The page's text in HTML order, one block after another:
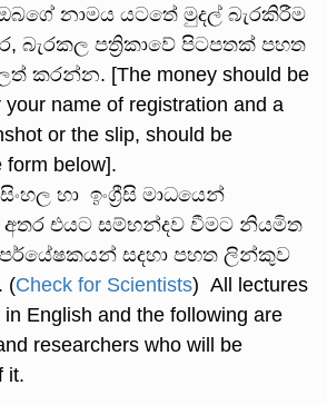
නාමය යටතේ මුදල් බැරකිරීම
බැරකල පත්‍රිකාවේ පිටපතක් පහත
කරන්න. [The money should be
your name of registration and a
or the slip, should be
form below].
හා ඉංග්‍රීසි මාධයෙන්
අතර එයට සම්භන්දව වීමට නියමිත
පර්යේෂකයන් සදහා පහත ලින්කුව
(Check for Scientists) All lectures
English and the following are
researchers who will be
it.